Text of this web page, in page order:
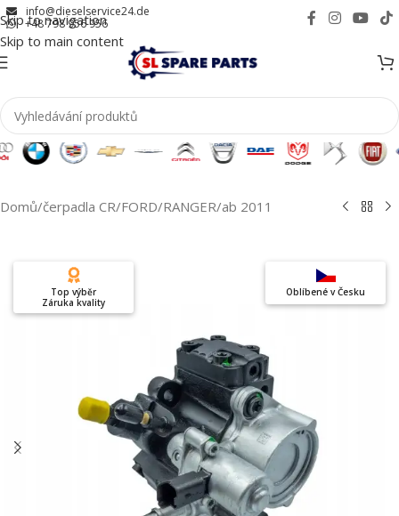
Skip to navigation
Skip to main content
info@dieselservice24.de
+48 798 956 956
Domů/čerpadla CR/FORD/RANGER/ab 2011
Oblíbené v Česku
Top výběr
Záruka kvality